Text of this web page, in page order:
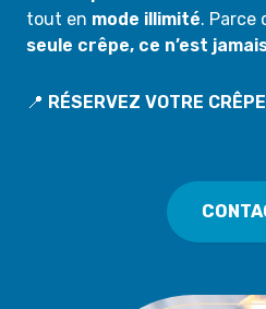
tout en mode illimité. Parce
seule crêpe, ce n’est
📍 RÉSERVEZ VOTRE